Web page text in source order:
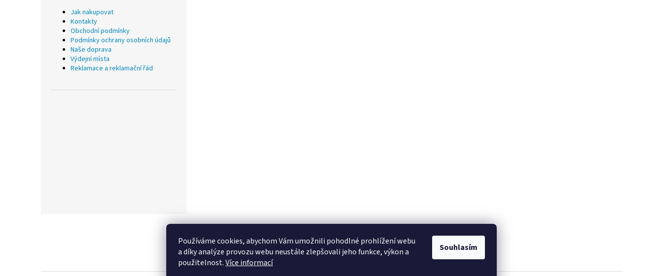
Používáme cookies, abychom Vám umožnili pohodlné prohlížení webu
a díky analýze provozu webu neustále zlepšovali jeho funkce, výkon a
použitelnost.Více informací
Souhlasím
Jak nakupovat
Kontakty
Obchodní podmínky
Podmínky ochrany osobních údajů
Naše doprava
Výdejní místa
Reklamace a reklamační řád